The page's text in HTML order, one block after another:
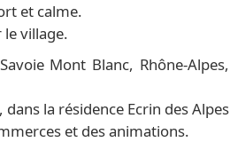
et calme.
village.
Mont Blanc, Rhône-Alpes,
la résidence Ecrin des Alpes
et des animations.